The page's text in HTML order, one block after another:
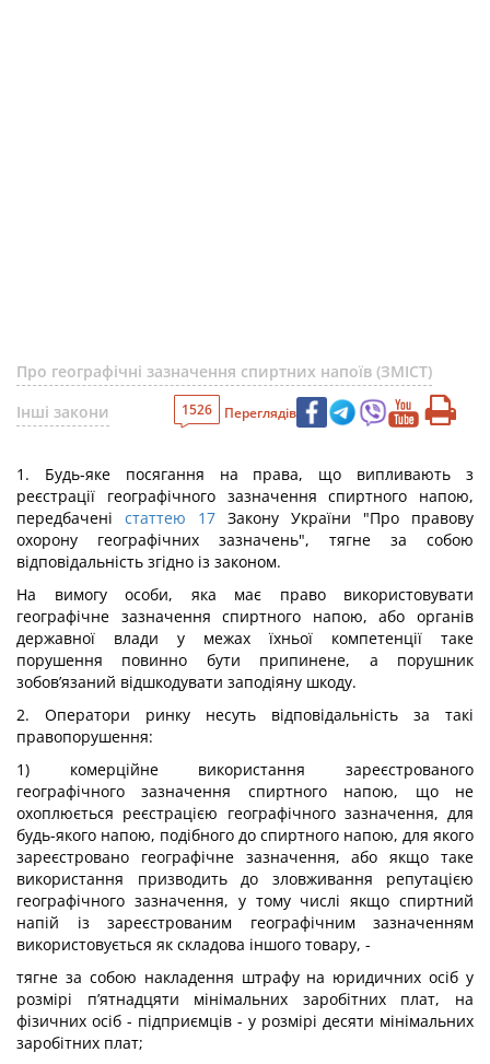
Про географічні зазначення спиртних напоїв (ЗМІСТ)
Інші закони
1526 Переглядів
1. Будь-яке посягання на права, що випливають з
реєстрації географічного зазначення спиртного напою,
передбачені статтею 17 Закону України "Про правову
охорону географічних зазначень", тягне за собою
відповідальність згідно із законом.
На вимогу особи, яка має право використовувати
географічне зазначення спиртного напою, або органів
державної влади у межах їхньої компетенції таке
порушення повинно бути припинене, а порушник
зобов’язаний відшкодувати заподіяну шкоду.
2. Оператори ринку несуть відповідальність за такі
правопорушення:
1) комерційне використання зареєстрованого
географічного зазначення спиртного напою, що не
охоплюється реєстрацією географічного зазначення, для
будь-якого напою, подібного до спиртного напою, для якого
зареєстровано географічне зазначення, або якщо таке
використання призводить до зловживання репутацією
географічного зазначення, у тому числі якщо спиртний
напій із зареєстрованим географічним зазначенням
використовується як складова іншого товару, -
тягне за собою накладення штрафу на юридичних осіб у
розмірі п’ятнадцяти мінімальних заробітних плат, на
фізичних осіб - підприємців - у розмірі десяти мінімальних
заробітних плат;